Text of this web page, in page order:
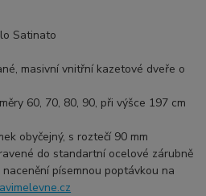
Satinato
masivní vnitřní kazetové dveře o
60, 70, 80, 90, při výšce 197 cm
obyčejný, s roztečí 90 mm
do standartní ocelové zárubně
písemnou poptávkou na